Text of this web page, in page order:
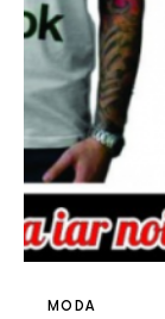
MODA